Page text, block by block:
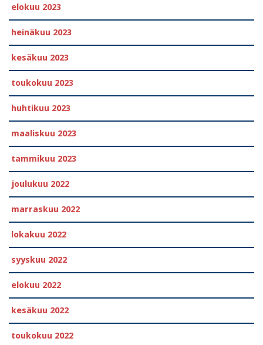
elokuu 2023
heinäkuu 2023
kesäkuu 2023
toukokuu 2023
huhtikuu 2023
maaliskuu 2023
tammikuu 2023
joulukuu 2022
marraskuu 2022
lokakuu 2022
syyskuu 2022
elokuu 2022
kesäkuu 2022
toukokuu 2022